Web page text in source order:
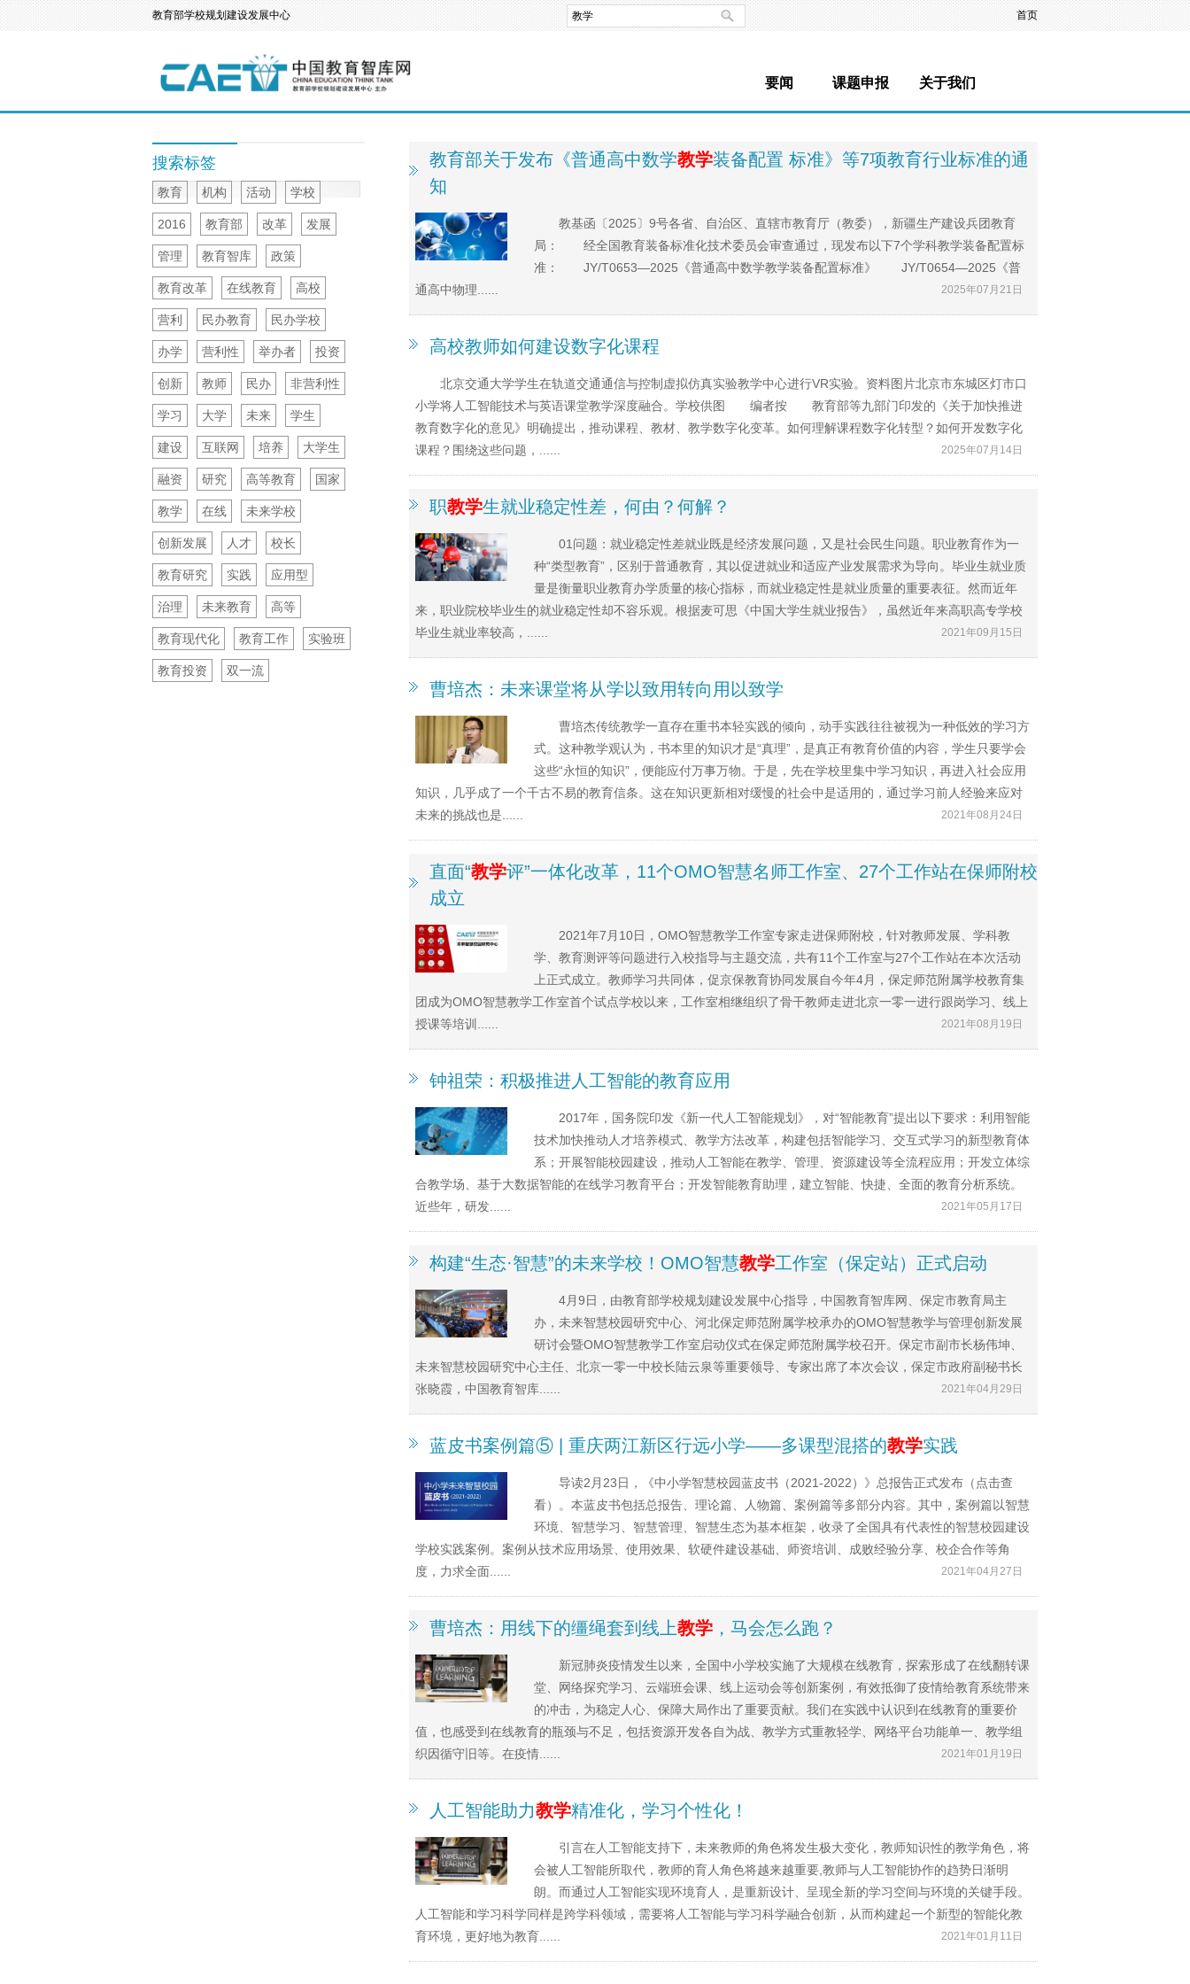
教育部学校规划建设发展中心 首页
要闻 课题申报 关于我们
搜索标签
教育 机构 活动 学校
2016 教育部 改革 发展
管理 教育智库 政策
教育改革 在线教育 高校
营利 民办教育 民办学校
办学 营利性 举办者 投资
创新 教师 民办 非营利性
学习 大学 未来 学生
建设 互联网 培养 大学生
融资 研究 高等教育 国家
教学 在线 未来学校
创新发展 人才 校长
教育研究 实践 应用型
治理 未来教育 高等
教育现代化 教育工作 实验班
教育投资 双一流
教育部关于发布《普通高中数学教学装备配置 标准》等7项教育行业标准的通
知
教基函〔2025〕9号各省、自治区、直辖市教育厅（教委），新疆生产建设兵团教育
局： 经全国教育装备标准化技术委员会审查通过，现发布以下7个学科教学装备配置标
准： JY/T0653—2025《普通高中数学教学装备配置标准》 JY/T0654—2025《普
通高中物理......
2025年07月21日
高校教师如何建设数字化课程
北京交通大学学生在轨道交通通信与控制虚拟仿真实验教学中心进行VR实验。资料图片北京市东城区灯市口
小学将人工智能技术与英语课堂教学深度融合。学校供图 编者按 教育部等九部门印发的《关于加快推进
教育数字化的意见》明确提出，推动课程、教材、教学数字化变革。如何理解课程数字化转型？如何开发数字化
课程？围绕这些问题，......
2025年07月14日
职教学生就业稳定性差，何由？何解？
01问题：就业稳定性差就业既是经济发展问题，又是社会民生问题。职业教育作为一
种“类型教育”，区别于普通教育，其以促进就业和适应产业发展需求为导向。毕业生就业质
量是衡量职业教育办学质量的核心指标，而就业稳定性是就业质量的重要表征。然而近年
来，职业院校毕业生的就业稳定性却不容乐观。根据麦可思《中国大学生就业报告》，虽然近年来高职高专学校
毕业生就业率较高，......
2021年09月15日
曹培杰：未来课堂将从学以致用转向用以致学
曹培杰传统教学一直存在重书本轻实践的倾向，动手实践往往被视为一种低效的学习方
式。这种教学观认为，书本里的知识才是“真理”，是真正有教育价值的内容，学生只要学会
这些“永恒的知识”，便能应付万事万物。于是，先在学校里集中学习知识，再进入社会应用
知识，几乎成了一个千古不易的教育信条。这在知识更新相对缓慢的社会中是适用的，通过学习前人经验来应对
未来的挑战也是......
2021年08月24日
直面“教学评”一体化改革，11个OMO智慧名师工作室、27个工作站在保师附校
成立
2021年7月10日，OMO智慧教学工作室专家走进保师附校，针对教师发展、学科教
学、教育测评等问题进行入校指导与主题交流，共有11个工作室与27个工作站在本次活动
上正式成立。教师学习共同体，促京保教育协同发展自今年4月，保定师范附属学校教育集
团成为OMO智慧教学工作室首个试点学校以来，工作室相继组织了骨干教师走进北京一零一进行跟岗学习、线上
授课等培训......
2021年08月19日
钟祖荣：积极推进人工智能的教育应用
2017年，国务院印发《新一代人工智能规划》，对“智能教育”提出以下要求：利用智能
技术加快推动人才培养模式、教学方法改革，构建包括智能学习、交互式学习的新型教育体
系；开展智能校园建设，推动人工智能在教学、管理、资源建设等全流程应用；开发立体综
合教学场、基于大数据智能的在线学习教育平台；开发智能教育助理，建立智能、快捷、全面的教育分析系统。
近些年，研发......
2021年05月17日
构建“生态·智慧”的未来学校！OMO智慧教学工作室（保定站）正式启动
4月9日，由教育部学校规划建设发展中心指导，中国教育智库网、保定市教育局主
办，未来智慧校园研究中心、河北保定师范附属学校承办的OMO智慧教学与管理创新发展
研讨会暨OMO智慧教学工作室启动仪式在保定师范附属学校召开。保定市副市长杨伟坤、
未来智慧校园研究中心主任、北京一零一中校长陆云泉等重要领导、专家出席了本次会议，保定市政府副秘书长
张晓霞，中国教育智库......
2021年04月29日
蓝皮书案例篇⑤ | 重庆两江新区行远小学——多课型混搭的教学实践
导读2月23日，《中小学智慧校园蓝皮书（2021-2022）》总报告正式发布（点击查
看）。本蓝皮书包括总报告、理论篇、人物篇、案例篇等多部分内容。其中，案例篇以智慧
环境、智慧学习、智慧管理、智慧生态为基本框架，收录了全国具有代表性的智慧校园建设
学校实践案例。案例从技术应用场景、使用效果、软硬件建设基础、师资培训、成败经验分享、校企合作等角
度，力求全面......
2021年04月27日
曹培杰：用线下的缰绳套到线上教学 ，马会怎么跑？
新冠肺炎疫情发生以来，全国中小学校实施了大规模在线教育，探索形成了在线翻转课
堂、网络探究学习、云端班会课、线上运动会等创新案例，有效抵御了疫情给教育系统带来
的冲击，为稳定人心、保障大局作出了重要贡献。我们在实践中认识到在线教育的重要价
值，也感受到在线教育的瓶颈与不足，包括资源开发各自为战、教学方式重教轻学、网络平台功能单一、教学组
织因循守旧等。在疫情......
2021年01月19日
人工智能助力教学精准化，学习个性化！
引言在人工智能支持下，未来教师的角色将发生极大变化，教师知识性的教学角色，将
会被人工智能所取代，教师的育人角色将越来越重要,教师与人工智能协作的趋势日渐明
朗。而通过人工智能实现环境育人，是重新设计、呈现全新的学习空间与环境的关键手段。
人工智能和学习科学同样是跨学科领域，需要将人工智能与学习科学融合创新，从而构建起一个新型的智能化教
育环境，更好地为教育......
2021年01月11日